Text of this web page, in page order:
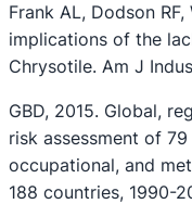
Frank AL, Dodson
implications of the
Chrysotile. Am J
GBD, 2015. Global,
risk assessment of
occupational, and
188 countries, 1990-